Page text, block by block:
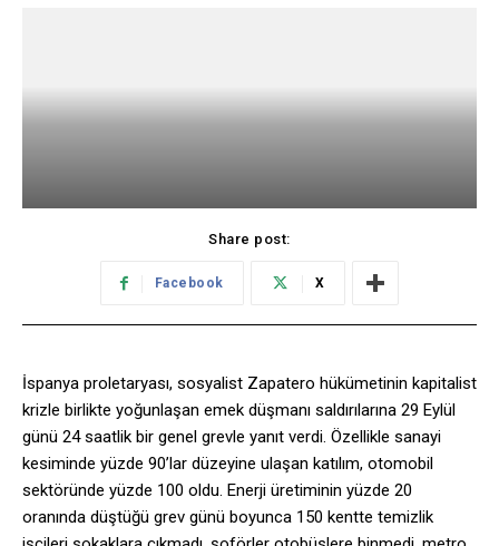
Share post:
Facebook X
İspanya proletaryası, sosyalist Zapatero hükümetinin kapitalist
krizle birlikte yoğunlaşan emek düşmanı saldırılarına 29 Eylül
günü 24 saatlik bir genel grevle yanıt verdi. Özellikle sanayi
kesiminde yüzde 90’lar düzeyine ulaşan katılım, otomobil
sektöründe yüzde 100 oldu. Enerji üretiminin yüzde 20
oranında düştüğü grev günü boyunca 150 kentte temizlik